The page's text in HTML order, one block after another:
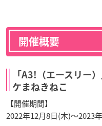
開催概要
「A3!（エースリー
ケまねきねこ
【開催期間】
2022年12月8日(木)～2023